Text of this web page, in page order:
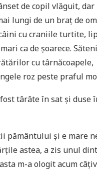
de copil vlăguit, dar
lungi de un braț de
cu craniile turtite,
ca de șoarece.
cu târnăcoapele,
roz peste praful
târâte în sat și duse
pământului și e mare
astea, a zis unul
m-a ologit acum